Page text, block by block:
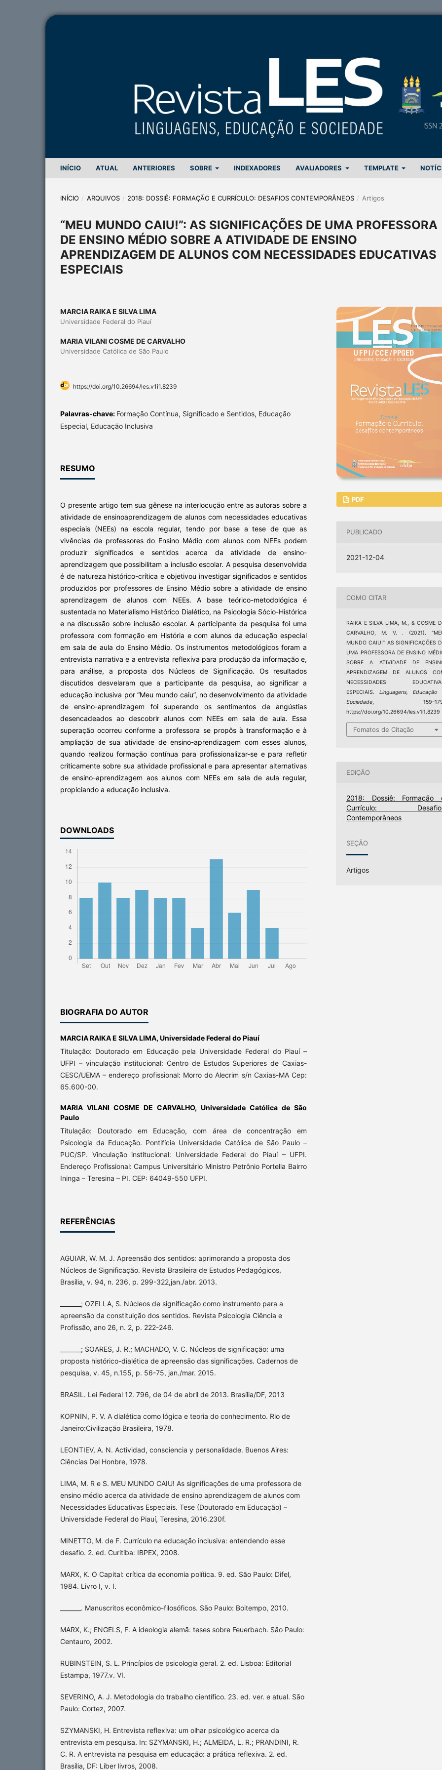
INÍCIO ATUAL ANTERIORES SOBRE INDEXADORES AVALIADORES TEMPLATE
INÍCIO / ARQUIVOS / 2018: DOSSIÊ: FORMAÇÃO E CURRÍCULO: DESAFIOS CONTEMPORÂNEOS / Artigos
“MEU MUNDO CAIU!”: AS SIGNIFICAÇÕES DE UMA PROFESSORA
DE ENSINO MÉDIO SOBRE A ATIVIDADE DE ENSINO
APRENDIZAGEM DE ALUNOS COM NECESSIDADES EDUCATIVAS
ESPECIAIS
MARCIA RAIKA E SILVA LIMA
Universidade Federal do Piauí
MARIA VILANI COSME DE CARVALHO
Universidade Católica de São Paulo
https://doi.org/10.26694/les.v1i1.8239
Palavras-chave: Formação Contínua, Significado e Sentidos, Educação
Especial, Educação Inclusiva
RESUMO
O presente artigo tem sua gênese na interlocução entre as autoras sobre a
atividade de ensinoaprendizagem de alunos com necessidades educativas
especiais (NEEs) na escola regular, tendo por base a tese de que as
vivências de professores do Ensino Médio com alunos com NEEs podem
produzir significados e sentidos acerca da atividade de ensino-
aprendizagem que possibilitam a inclusão escolar. A pesquisa desenvolvida
é de natureza histórico-crítica e objetivou investigar significados e sentidos
produzidos por professores de Ensino Médio sobre a atividade de ensino
aprendizagem de alunos com NEEs. A base teórico-metodológica é
sustentada no Materialismo Histórico Dialético, na Psicologia Sócio-Histórica
e na discussão sobre inclusão escolar. A participante da pesquisa foi uma
professora com formação em História e com alunos da educação especial
em sala de aula do Ensino Médio. Os instrumentos metodológicos foram a
entrevista narrativa e a entrevista reflexiva para produção da informação e,
para análise, a proposta dos Núcleos de Significação. Os resultados
discutidos desvelaram que a participante da pesquisa, ao significar a
educação inclusiva por “Meu mundo caiu”, no desenvolvimento da atividade
de ensino-aprendizagem foi superando os sentimentos de angústias
desencadeados ao descobrir alunos com NEEs em sala de aula. Essa
superação ocorreu conforme a professora se propôs à transformação e à
ampliação de sua atividade de ensino-aprendizagem com esses alunos,
quando realizou formação contínua para profissionalizar-se e para refletir
criticamente sobre sua atividade profissional e para apresentar alternativas
de ensino-aprendizagem aos alunos com NEEs em sala de aula regular,
propiciando a educação inclusiva.
DOWNLOADS
BIOGRAFIA DO AUTOR
MARCIA RAIKA E SILVA LIMA, Universidade Federal do Piauí
Titulação: Doutorado em Educação pela Universidade Federal do Piauí –
UFPI – vinculação institucional: Centro de Estudos Superiores de Caxias-
CESC/UEMA – endereço profissional: Morro do Alecrim s/n Caxias-MA Cep:
65.600-00.
MARIA VILANI COSME DE CARVALHO, Universidade Católica de São
Paulo
Titulação: Doutorado em Educação, com área de concentração em
Psicologia da Educação. Pontifícia Universidade Católica de São Paulo –
PUC/SP. Vinculação institucional: Universidade Federal do Piauí – UFPI.
Endereço Profissional: Campus Universitário Ministro Petrônio Portella Bairro
Ininga – Teresina – PI. CEP: 64049-550 UFPI.
REFERÊNCIAS
AGUIAR, W. M. J. Apreensão dos sentidos: aprimorando a proposta dos
Núcleos de Significação. Revista Brasileira de Estudos Pedagógicos,
Brasília, v. 94, n. 236, p. 299-322,jan./abr. 2013.
_______; OZELLA, S. Núcleos de significação como instrumento para a
apreensão da constituição dos sentidos. Revista Psicologia Ciência e
Profissão, ano 26, n. 2, p. 222-246.
_______; SOARES, J. R.; MACHADO, V. C. Núcleos de significação: uma
proposta histórico-dialética de apreensão das significações. Cadernos de
pesquisa, v. 45, n.155, p. 56-75, jan./mar. 2015.
BRASIL. Lei Federal 12. 796, de 04 de abril de 2013. Brasília/DF, 2013
KOPNIN, P. V. A dialética como lógica e teoria do conhecimento. Rio de
Janeiro:Civilização Brasileira, 1978.
LEONTIEV, A. N. Actividad, consciencia y personalidade. Buenos Aires:
Ciências Del Honbre, 1978.
LIMA, M. R e S. MEU MUNDO CAIU! As significações de uma professora de
ensino médio acerca da atividade de ensino aprendizagem de alunos com
Necessidades Educativas Especiais. Tese (Doutorado em Educação) –
Universidade Federal do Piauí, Teresina, 2016.230f.
MINETTO, M. de F. Currículo na educação inclusiva: entendendo esse
desafio. 2. ed. Curitiba: IBPEX, 2008.
MARX, K. O Capital: crítica da economia política. 9. ed. São Paulo: Difel,
1984. Livro I, v. I.
_______. Manuscritos econômico-filosóficos. São Paulo: Boitempo, 2010.
MARX, K.; ENGELS, F. A ideologia alemã: teses sobre Feuerbach. São Paulo:
Centauro, 2002.
RUBINSTEIN, S. L. Princípios de psicologia geral. 2. ed. Lisboa: Editorial
Estampa, 1977.v. VI.
SEVERINO, A. J. Metodologia do trabalho científico. 23. ed. ver. e atual. São
Paulo: Cortez, 2007.
SZYMANSKI, H. Entrevista reflexiva: um olhar psicológico acerca da
entrevista em pesquisa. In: SZYMANSKI, H.; ALMEIDA, L. R.; PRANDINI, R.
C. R. A entrevista na pesquisa em educação: a prática reflexiva. 2. ed.
Brasília, DF: Líber livros, 2008.
PDF
PUBLICADO
2021-12-04
COMO CITAR
RAIKA E SILVA LIMA, M., & COSME
CARVALHO, M. V. . (2021).
MUNDO CAIU!”: AS SIGNIFICAÇÕES
UMA PROFESSORA DE ENSINO
SOBRE A ATIVIDADE DE
APRENDIZAGEM DE ALUNOS
NECESSIDADES
ESPECIAIS.Linguagens, Educação
Sociedade,
https://doi.org/10.26694/les.v1i1.8239
Fomatos de Citação
EDIÇÃO
2018: Dossiê: Formação
Currículo:
Contemporâneos
SEÇÃO
Artigos